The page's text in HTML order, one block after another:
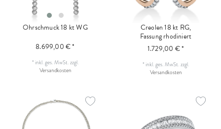
Ohrschmuck 18 kt WG
8.699,00 € *
* inkl. ges. MwSt.zzgl.
Versandkosten
Creolen 18 kt RG,
Fassung rhodiniert
1.729,00 € *
* inkl. ges. MwSt.zzgl.
Versandkosten